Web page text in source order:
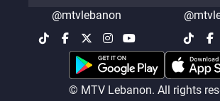
@mtvlebanon
© MTV Lebanon. All rights